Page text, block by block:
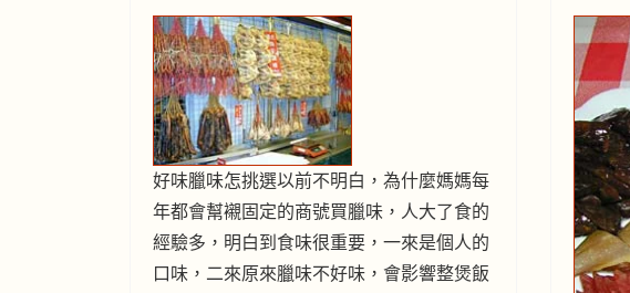
好味臘味怎挑選以前不明白，為什麼媽媽每
年都會幫襯固定的商號買臘味，人大了食的
經驗多，明白到食味很重要，一來是個人的
口味，二來原來臘味不好味，會影響整煲飯